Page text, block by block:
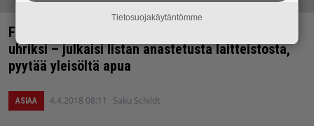
Fleshgod Apocalypse joutui härskin varkauden
uhriksi – julkaisi listan anastetusta laitteistosta,
pyytää yleisöltä apua
ASIAA 4.4.2018 08:11 Saku Schildt
Tietosuojakäytäntömme